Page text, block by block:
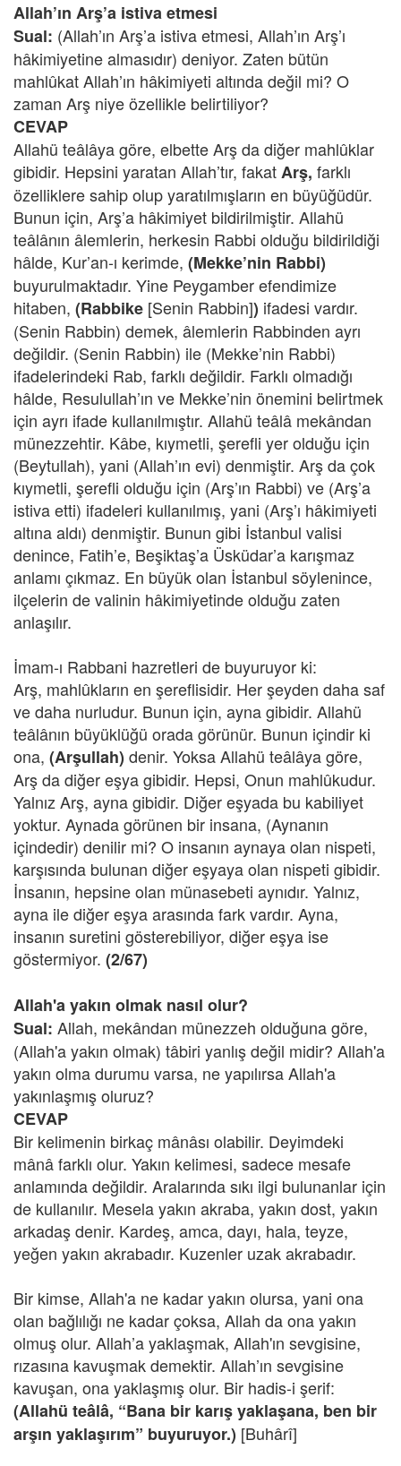
Allah’ın Arş’a istiva etmesi
Sual: (Allah’ın Arş’a istiva etmesi, Allah’ın Arş’ı
hâkimiyetine almasıdır) deniyor. Zaten bütün
mahlûkat Allah’ın hâkimiyeti altında değil mi? O
zaman Arş niye özellikle belirtiliyor?
CEVAP
Allahü teâlâya göre, elbette Arş da diğer mahlûklar
gibidir. Hepsini yaratan Allah’tır, fakatArş, farklı
özelliklere sahip olup yaratılmışların en büyüğüdür.
Bunun için, Arş’a hâkimiyet bildirilmiştir. Allahü
teâlânın âlemlerin, herkesin Rabbi olduğu bildirildiği
hâlde, Kur’an-ı kerimde, (Mekke’nin Rabbi)
buyurulmaktadır. Yine Peygamber efendimize
hitaben, (Rabbike [Senin Rabbin]) ifadesi vardır.
(Senin Rabbin) demek, âlemlerin Rabbinden ayrı
değildir. (Senin Rabbin) ile (Mekke’nin Rabbi)
ifadelerindeki Rab, farklı değildir. Farklı olmadığı
hâlde, Resulullah’ın ve Mekke’nin önemini belirtmek
için ayrı ifade kullanılmıştır. Allahü teâlâ mekândan
münezzehtir. Kâbe, kıymetli, şerefli yer olduğu için
(Beytullah), yani (Allah’ın evi) denmiştir. Arş da çok
kıymetli, şerefli olduğu için (Arş’ın Rabbi) ve (Arş’a
istiva etti) ifadeleri kullanılmış, yani (Arş’ı hâkimiyeti
altına aldı) denmiştir. Bunun gibi İstanbul valisi
denince, Fatih’e, Beşiktaş’a Üsküdar’a karışmaz
anlamı çıkmaz. En büyük olan İstanbul söylenince,
ilçelerin de valinin hâkimiyetinde olduğu zaten
anlaşılır.
İmam-ı Rabbani hazretleri de buyuruyor ki:
Arş, mahlûkların en şereflisidir. Her şeyden daha saf
ve daha nurludur. Bunun için, ayna gibidir. Allahü
teâlânın büyüklüğü orada görünür. Bunun içindir ki
ona, (Arşullah) denir. Yoksa Allahü teâlâya göre,
Arş da diğer eşya gibidir. Hepsi, Onun mahlûkudur.
Yalnız Arş, ayna gibidir. Diğer eşyada bu kabiliyet
yoktur. Aynada görünen bir insana, (Aynanın
içindedir) denilir mi? O insanın aynaya olan nispeti,
karşısında bulunan diğer eşyaya olan nispeti gibidir.
İnsanın, hepsine olan münasebeti aynıdır. Yalnız,
ayna ile diğer eşya arasında fark vardır. Ayna,
insanın suretini gösterebiliyor, diğer eşya ise
göstermiyor. (2/67)
Allah'a yakın olmak nasıl olur?
Sual: Allah, mekândan münezzeh olduğuna göre,
(Allah'a yakın olmak) tâbiri yanlış değil midir? Allah'a
yakın olma durumu varsa, ne yapılırsa Allah'a
yakınlaşmış oluruz?
CEVAP
Bir kelimenin birkaç mânâsı olabilir. Deyimdeki
mânâ farklı olur. Yakın kelimesi, sadece mesafe
anlamında değildir. Aralarında sıkı ilgi bulunanlar için
de kullanılır. Mesela yakın akraba, yakın dost, yakın
arkadaş denir. Kardeş, amca, dayı, hala, teyze,
yeğen yakın akrabadır. Kuzenler uzak akrabadır.
Bir kimse, Allah'a ne kadar yakın olursa, yani ona
olan bağlılığı ne kadar çoksa, Allah da ona yakın
olmuş olur. Allah’a yaklaşmak, Allah'ın sevgisine,
rızasına kavuşmak demektir. Allah’ın sevgisine
kavuşan, ona yaklaşmış olur. Bir hadis-i şerif:
(Allahü teâlâ, “Bana bir karış yaklaşana, ben bir
arşın yaklaşırım” buyuruyor.) [Buhârî]